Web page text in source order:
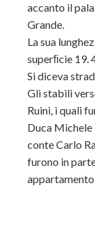
accanto il
Grande.
La sua
superﬁcie 19.
Si diceva
Gli stabili
Ruini, i quali
Duca Michele
conte Carlo
furono in